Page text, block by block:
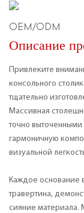
OEM/ODM
Описание
Привлеките
консольного
тщательно
Массивная
точно
гармоничную
визуальной
Каждое основание
травертина,
сияние материала.